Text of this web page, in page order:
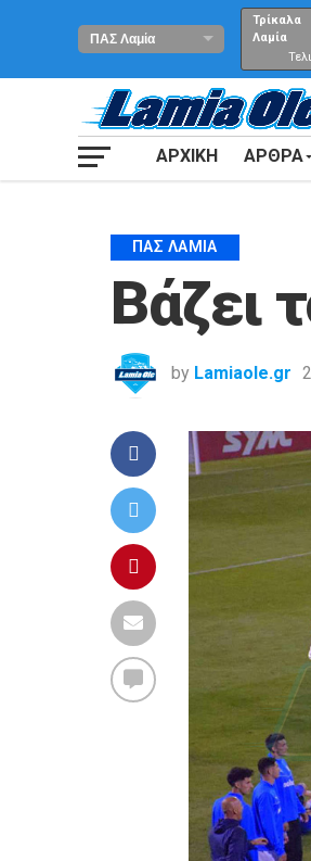
Τρίκαλα
Λαμία
ΑΡΧΙΚΗ ΑΡΘΡΑ
ΠΑΣ ΛΑΜΊΑ
Βάζει
by Lamiaole.gr